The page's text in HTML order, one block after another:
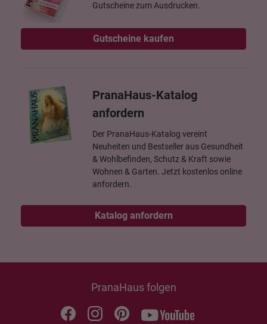
Gutscheine zum Ausdrucken.
Gutscheine kaufen
PranaHaus-Katalog
anfordern
Der PranaHaus-Katalog vereint
Neuheiten und Bestseller aus Gesundheit
& Wohlbefinden, Schutz & Kraft sowie
Wohnen & Garten. Jetzt kostenlos online
anfordern.
Katalog anfordern
PranaHaus folgen